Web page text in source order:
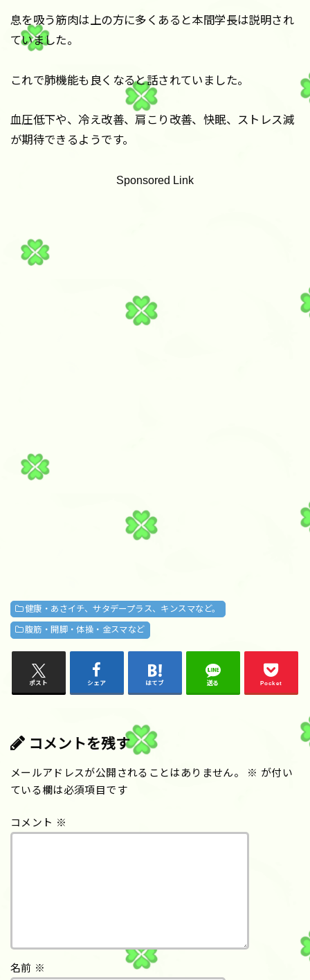
息を吸う筋肉は上の方に多くあると本間学長は説明され
ていました。
これで肺機能も良くなると話されていました。
血圧低下や、冷え改善、肩こり改善、快眠、ストレス減
が期待できるようです。
Sponsored Link
健康・あさイチ、サタデープラス、キンスマなど。
腹筋・開脚・体操・金スマなど
ポスト シェア はてブ 送る Pocket
コメントを残す
メールアドレスが公開されることはありません。 ※ が付い
ている欄は必須項目です
コメント ※
名前 ※